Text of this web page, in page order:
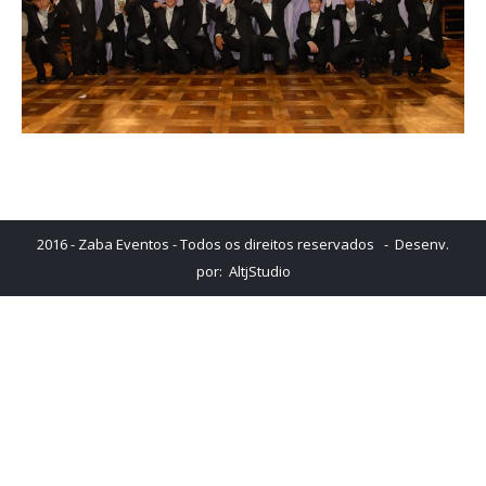
2016 - Zaba Eventos - Todos os direitos reservados - Desenv.
por: AltjStudio